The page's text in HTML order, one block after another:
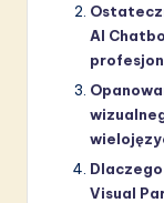
AI
Visual